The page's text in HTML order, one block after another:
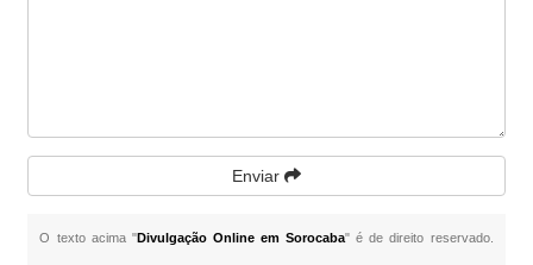
Enviar
O texto acima "Divulgação Online em Sorocaba" é de direito reservado.